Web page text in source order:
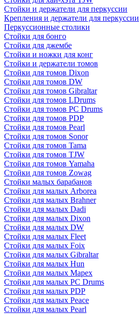
Стойки и держатели для перкуссии
Крепления и держатели для перкуссии
Перкуссионные столики
Стойки для бонго
Стойки для джембе
Стойки и ножки для конг
Стойки и держатели томов
Стойки для томов Dixon
Стойки для томов DW
Стойки для томов Gibraltar
Стойки для томов LDrums
Стойки для томов PC Drums
Стойки для томов PDP
Стойки для томов Pearl
Стойки для томов Sonor
Стойки для томов Tama
Стойки для томов TJW
Стойки для томов Yamaha
Стойки для томов Zowag
Стойки малых барабанов
Стойки для малых Arborea
Стойки для малых Brahner
Стойки для малых Dadi
Стойки для малых Dixon
Стойки для малых DW
Стойки для малых Fleet
Стойки для малых Foix
Стойки для малых Gibraltar
Стойки для малых Hun
Стойки для малых Mapex
Стойки для малых PC Drums
Стойки для малых PDP
Стойки для малых Peace
Стойки для малых Pearl